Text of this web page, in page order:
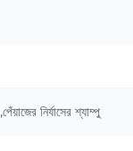
,পেঁয়াজের নির্যাসের শ্যাম্পু